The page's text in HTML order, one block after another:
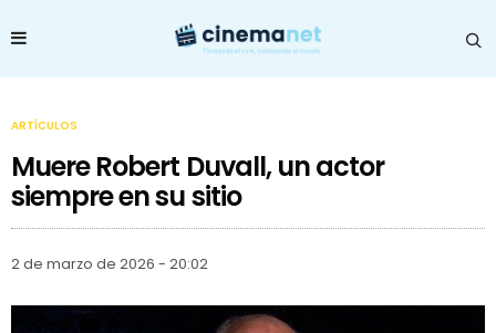
ARTÍCULOS
Muere Robert Duvall, un actor
siempre en su sitio
2 de marzo de 2026 - 20:02